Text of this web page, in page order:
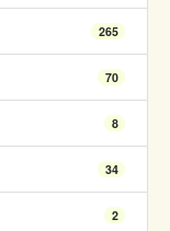
265
70
8
34
2